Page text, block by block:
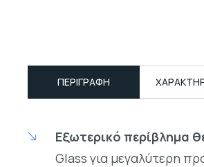
ΠΕΡΙΓΡΑΦΉ
Εξωτερικό περίβλημα
Glass για μεγαλύτερη